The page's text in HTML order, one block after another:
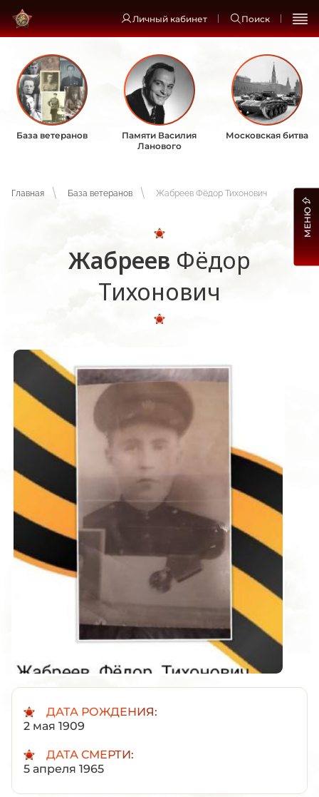
Личный кабинет Поиск
База ветеранов
Памяти Василия
Ланового
Московская битва
Главная База ветеранов Жабреев Фёдор Тихонович
Жабреев Фёдор
Тихонович
ДАТА РОЖДЕНИЯ:
2 мая 1909
ДАТА СМЕРТИ:
5 апреля 1965
МЕНЮ